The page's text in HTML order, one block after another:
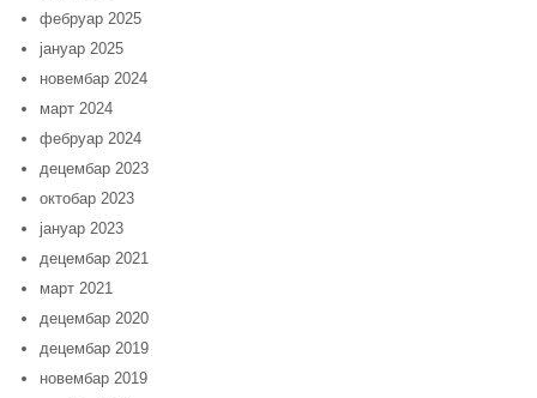
фебруар 2025
јануар 2025
новембар 2024
март 2024
фебруар 2024
децембар 2023
октобар 2023
јануар 2023
децембар 2021
март 2021
децембар 2020
децембар 2019
новембар 2019